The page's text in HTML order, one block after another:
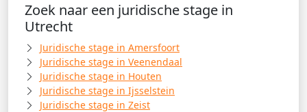
Zoek naar een juridische stage in
Utrecht
Juridische stage in Amersfoort
Juridische stage in Veenendaal
Juridische stage in Houten
Juridische stage in Ijsselstein
Juridische stage in Zeist